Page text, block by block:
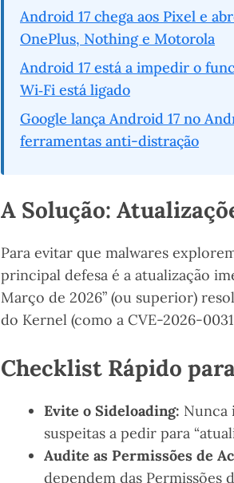
Android 17 chega aos Pixel e
OnePlus, Nothing e Motorola
Android 17 está a impedir o
Wi‑Fi está ligado
Google lança Android 17 no
ferramentas anti-distração
A Solução:
Para evitar que malwares
principal defesa é a atualização
Março de 2026” (ou superior)
do Kernel (como a CVE-2026-
Checklist Rápido
Evite o Sideloading: Nunca
suspeitas a pedir para
Audite as Permissões de
dependem das